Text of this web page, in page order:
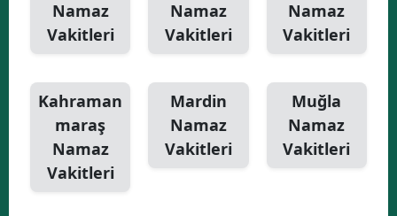
Namaz
Vakitleri
Namaz
Vakitleri
Namaz
Vakitleri
Kahraman
maraş
Namaz
Vakitleri
Mardin
Namaz
Vakitleri
Muğla
Namaz
Vakitleri